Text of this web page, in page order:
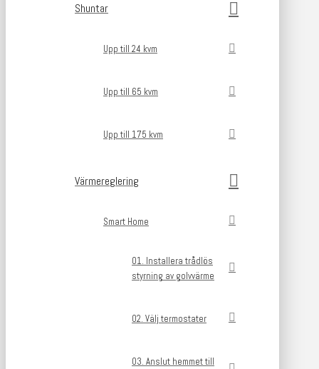
Shuntar
Upp till 24 kvm
Upp till 65 kvm
Upp till 175 kvm
Värmereglering
Smart Home
01. Installera trådlös
styrning av golvvärme
02. Välj termostater
03. Anslut hemmet till